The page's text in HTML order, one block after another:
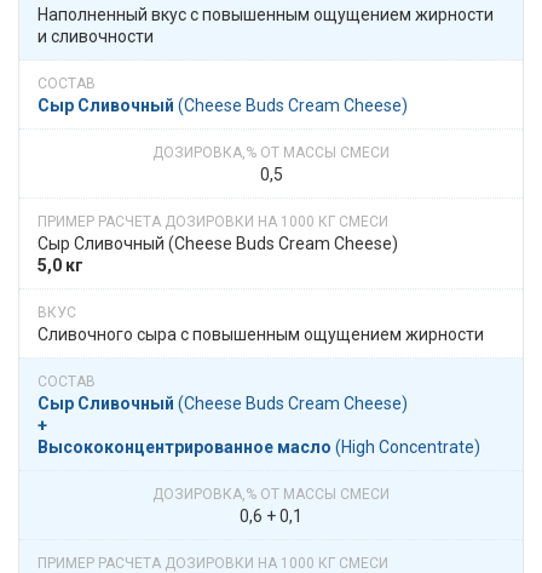
Наполненный вкус с повышенным ощущением жирности
и сливочности
Сыр Сливочный ​​ (Cheese Buds Cream Cheese)
0,5
Сыр Сливочный​​ (Cheese Buds Cream Cheese)
5,0 кг
Сливочного сыра с повышенным ощущением жирности
Сыр Сливочный ​​ (Cheese Buds Cream Cheese)
+
Высоко­­концентри­рован­ное масло ​​ (High Concentrate)
0,6 + 0,1